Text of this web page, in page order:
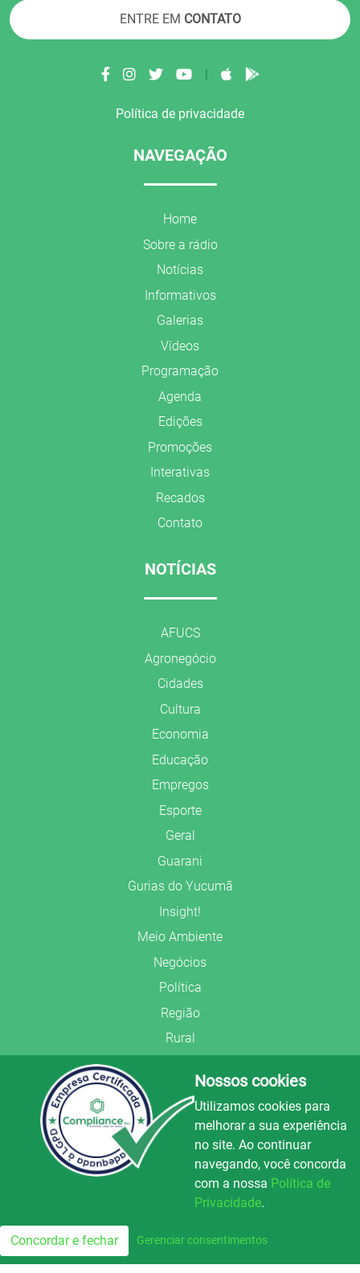
ENTRE EM CONTATO
|
Política de privacidade
NAVEGAÇÃO
Home
Sobre a rádio
Notícias
Informativos
Galerias
Vídeos
Programação
Agenda
Edições
Promoções
Interativas
Recados
Contato
NOTÍCIAS
AFUCS
Agronegócio
Cidades
Cultura
Economia
Educação
Empregos
Esporte
Geral
Guarani
Gurias do Yucumã
Insight!
Meio Ambiente
Negócios
Política
Região
Rural
Segurança Pública
União Frederiquense
© Copyright 2022.LA+.
Todos os direitos reservados.
100.3
FM
Nossos cookies
Utilizamos cookies para
melhorar a sua experiência
no site. Ao continuar
navegando, você concorda
com a nossa Política de
Privacidade.
Concordar e fechar Gerenciar consentimentos